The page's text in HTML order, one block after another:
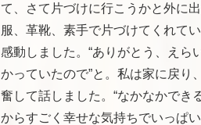
て、さて片づけに行こうかと外に
服、革靴、素手で片づけてくれて
感動しました。“ありがとう、えら
かっていたので”と。私は家に戻り
奮して話しました。“なかなかでき
からすごく幸せな気持ちでいっぱ